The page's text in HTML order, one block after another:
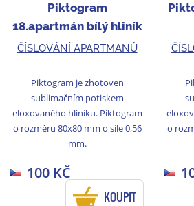
Piktogram
18.apartmán bílý hliník
02
ČÍSLOVÁNÍ APARTMANŮ
Piktogram je zhotoven
sublimačním potiskem
eloxovaného hliníku. Piktogram
o rozměru 80x80 mm o síle 0,56
mm.
100 KČ
KOUPIT
o